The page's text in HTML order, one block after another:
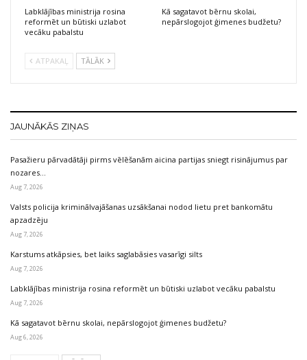
Labklājības ministrija rosina
reformēt un būtiski uzlabot
vecāku pabalstu
Kā sagatavot bērnu skolai,
nepārslogojot ģimenes budžetu?
ATPAKAĻ TĀLĀK
JAUNĀKĀS ZIŅAS
Pasažieru pārvadātāji pirms vēlēšanām aicina partijas sniegt risinājumus par
nozares…
Aug 7, 2026
Valsts policija kriminālvajāšanas uzsākšanai nodod lietu pret bankomātu
apzadzēju
Aug 7, 2026
Karstums atkāpsies, bet laiks saglabāsies vasarīgi silts
Aug 7, 2026
Labklājības ministrija rosina reformēt un būtiski uzlabot vecāku pabalstu
Aug 7, 2026
Kā sagatavot bērnu skolai, nepārslogojot ģimenes budžetu?
Aug 6, 2026